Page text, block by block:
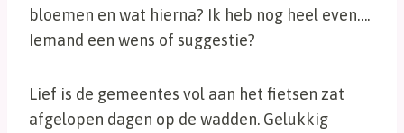
bloemen en wat hierna? Ik heb nog heel even….
Iemand een wens of suggestie?
Lief is de gemeentes vol aan het fietsen zat
afgelopen dagen op de wadden. Gelukkig